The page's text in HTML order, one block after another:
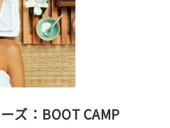
ズ：BOOT CAMP